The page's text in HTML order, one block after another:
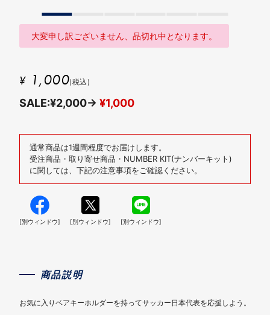
大変申し訳ございません、品切れ中となります。
¥ 1,000(税込)
SALE:¥2,000→ ¥1,000
通常商品は1週間程度でお届けします。
受注商品・取り寄せ商品・NUMBER KIT(ナンバーキット)
に関しては、下記の注意事項をご確認ください。
[別ウィンドウ] [別ウィンドウ] [別ウィンドウ]
商品説明
お気に入りベアキーホルダーを持ってサッカー日本代表を応援しよう。